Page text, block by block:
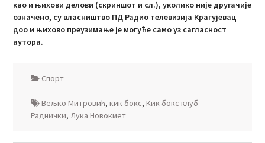
као и њихови делови (скриншот и сл.), уколико није другачије
означено, су власништво ПД Радио телевизија Крагујевац
доо и њихово преузимање је могуће само уз сагласност
аутора.
Спорт
Вељко Митровић, кик бокс, Кик бокс клуб
Раднички, Лука Новокмет